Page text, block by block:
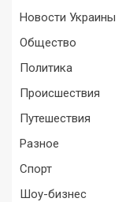
Новости Украины
Общество
Политика
Происшествия
Путешествия
Разное
Спорт
Шоу-бизнес